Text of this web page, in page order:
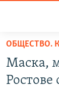
доступа
Вернуться
ПОДКАСТЫ
ОБЩЕСТВО.
Маска,